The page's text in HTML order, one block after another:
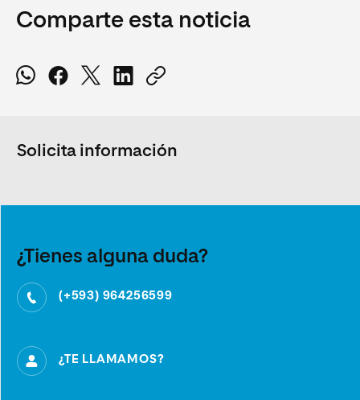
Comparte esta noticia
Solicita información
¿Tienes alguna duda?
(+593) 964256599
¿TE LLAMAMOS?